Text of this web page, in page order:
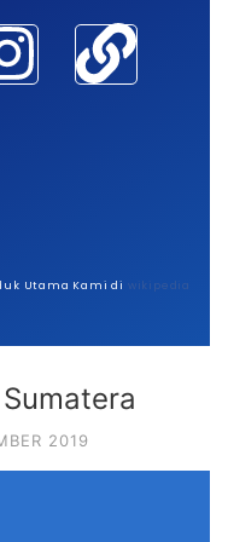
Utama Kami di wikipedia
2019